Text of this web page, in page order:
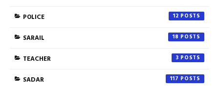
POLICE
12
SARAIL 18
TEACHER 3
SADAR 117